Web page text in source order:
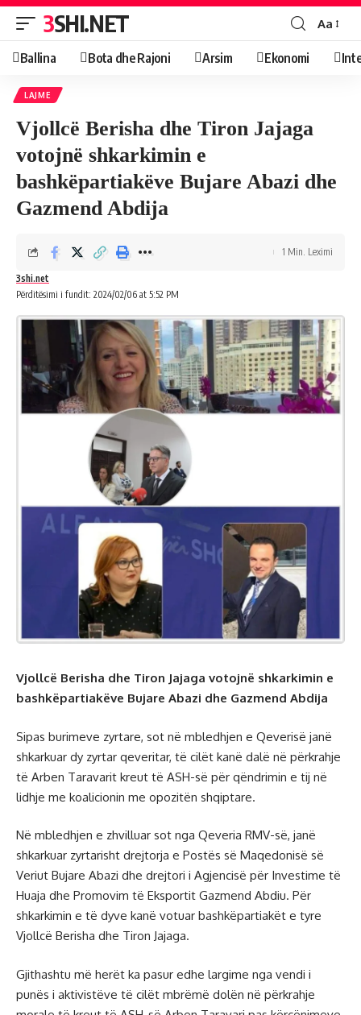
3SHI.NET Aa
Ballina Bota dhe Rajoni Arsim Ekonomi
LAJME
Vjollcë Berisha dhe Tiron Jajaga
votojnë shkarkimin e
bashkëpartiakëve Bujare Abazi dhe
Gazmend Abdija
Përditësimi i fundit: 2024/02/06 at 5:52 PM
3shi.net
1 Min. Leximi
Vjollcë Berisha dhe Tiron Jajaga votojnë shkarkimin e
bashkëpartiakëve Bujare Abazi dhe Gazmend Abdija
Sipas burimeve zyrtare, sot në mbledhjen e Qeverisë janë
shkarkuar dy zyrtar qeveritar, të cilët kanë dalë në përkrahje
të Arben Taravarit kreut të ASH-së për qëndrimin e tij në
lidhje me koalicionin me opozitën shqiptare.
Në mbledhjen e zhvilluar sot nga Qeveria RMV-së, janë
shkarkuar zyrtarisht drejtorja e Postës së Maqedonisë së
Veriut Bujare Abazi dhe drejtori i Agjencisë për Investime të
Huaja dhe Promovim të Eksportit Gazmend Abdiu. Për
shkarkimin e të dyve kanë votuar bashkëpartiakët e tyre
Vjollcë Berisha dhe Tiron Jajaga.
Gjithashtu më herët ka pasur edhe largime nga vendi i
punës i aktivistëve të cilët mbrëmë dolën në përkrahje